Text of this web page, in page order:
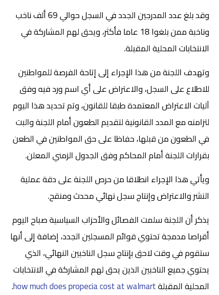
وقد بلغ عدد المدرجين الجدد في السجل حوالي 69 ألف ناخب
وناخبة ممن بلغوا 18 عاما فأكثر، ويحق لهم المشاركة في
الانتخابات المحلية المقبلة.
وتهدف اللجنة من هذا الإجراء إلى إتاحة الفرصة للمواطنين
للاطلاع على السجل، والاعتراض على أي اسم ورد فيه وفق
آليات الاعتراض المعتمدة طبقا للقانون، وتم تحديد هذا اليوم
لتزامنه مع المدد القانونية لتقديم الطعون أمام اللجنة والبت
في الطعون من قبلها، حفاظا على حق المواطنين في الطعن
بقرارات اللجنة أمام المحاكم وفق الجدول الزمني المعلن.
ويأتي هذا الإجراء انطلاقا من حرص اللجنة على دقة عملية
النشر والاعتراض وإنتاج سجل نهائي محدث ومنقح.
يذكر أن اللجنة سلمت الفصائل والأحزاب السياسية صباح اليوم
أقراصا مدمجة تحتوي قوائم المسجلين الجدد، إضافة إلى أنها
ستقوم في وقت لاحق بإنتاج سجل الناخبين النهائي، الذي
يحتوي جميع الناخبين الذين يحق لهم المشاركة في الانتخابات
المحلية المقبلةhow much does propecia cost at walmart
.